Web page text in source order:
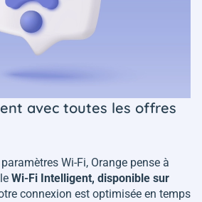
avec toutes les offres
Wi-Fi, Orange pense à
Wi-Fi Intelligent, disponible sur
connexion est optimisée en temps